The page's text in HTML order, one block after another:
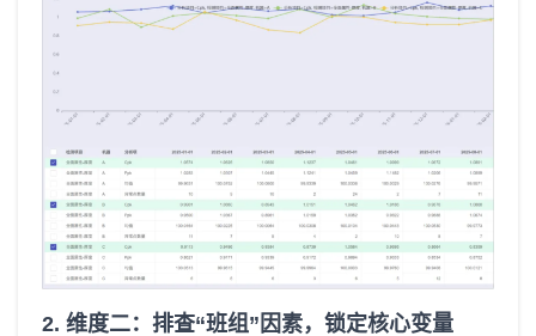
2. 维度二：排查“班组”因素，锁定核心变量